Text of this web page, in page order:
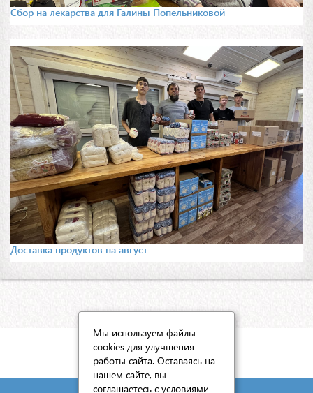
Сбор на лекарства для Галины Попельниковой
Доставка продуктов на август
КАРТА САЙТА
Мы используем файлы
cookies для улучшения
работы сайта. Оставаясь на
нашем сайте, вы
соглашаетесь с условиями